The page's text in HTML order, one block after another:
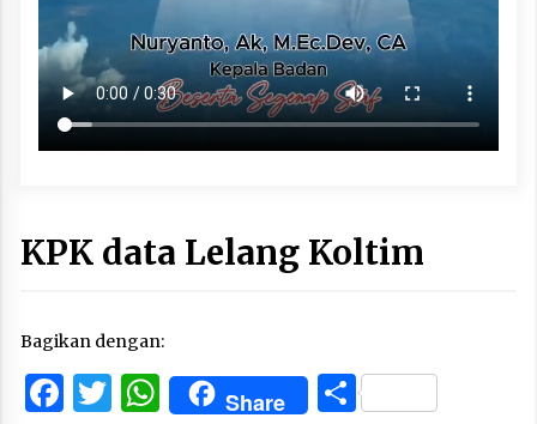
KPK data Lelang Koltim
Bagikan dengan:
Facebook
Twitter
WhatsApp
Share Share